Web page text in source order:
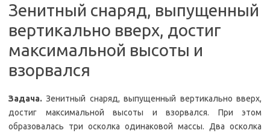
Зенитный снаряд, выпущенный
вертикально вверх, достиг
максимальной высоты и
взорвался
Задача.Зенитный снаряд, выпущенный вертикально вверх,
достиг максимальной высоты и взорвался. При этом
образовалась три осколка одинаковой массы. Два осколка